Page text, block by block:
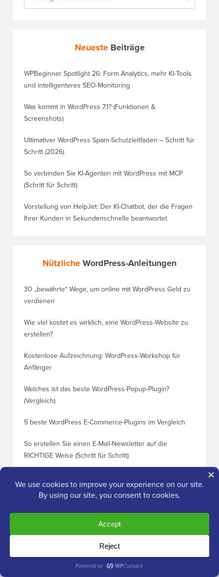
Neueste Beiträge
WPBeginner Spotlight 26: Form Analytics, mehr KI-Tools
und intelligenteres SEO-Monitoring
Was kommt in WordPress 7.1? (Funktionen &
Screenshots)
Ultimativer WordPress Spam-Schutzleitfaden – Schritt für
Schritt (2026)
So verbinden Sie KI-Agenten mit WordPress mit MCP
(Schritt für Schritt)
Vorstellung von HelpJet: Der KI-Chatbot, der die Fragen
Ihrer Kunden in Sekundenschnelle beantwortet
NützlicheWordPress-Anleitungen
30 „bewährte“ Wege, um online mit WordPress Geld zu
verdienen
Wie viel kostet es wirklich, eine WordPress-Website zu
erstellen?
Kostenlose Aufzeichnung: WordPress-Workshop für
Anfänger
Welches ist das beste WordPress-Popup-Plugin?
(Vergleich)
5 beste WordPress E-Commerce-Plugins im Vergleich
So erstellen Sie einen E-Mail-Newsletter auf die
RICHTIGE Weise (Schritt für Schritt)
Angebote & Gutscheine
Volltextsuche Gutschein